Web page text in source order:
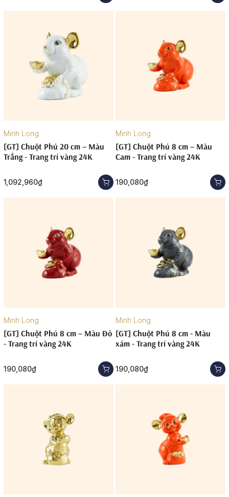
Minh Long
[GT] Chuột Phú 20 cm – Màu
Trắng - Trang trí vàng 24K
1,092,960₫
Minh Long
[GT] Chuột Phú 8 cm – Màu
Cam - Trang trí vàng 24K
190,080₫
Minh Long
[GT] Chuột Phú 8 cm – Màu Đỏ
- Trang trí vàng 24K
190,080₫
Minh Long
[GT] Chuột Phú 8 cm - Màu
xám - Trang trí vàng 24K
190,080₫